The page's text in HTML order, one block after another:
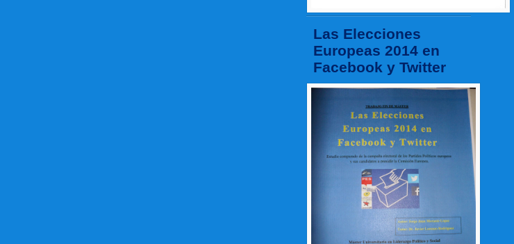
Las Elecciones
Europeas 2014 en
Facebook y Twitter